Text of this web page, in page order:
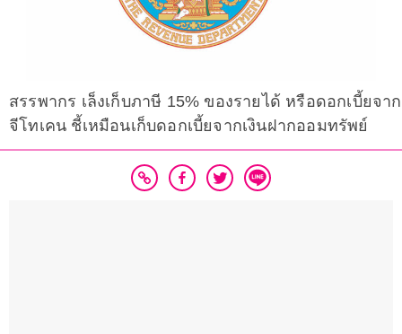
สรรพากร เล็งเก็บภาษี 15% ของรายได้ หรือดอกเบี้ยจาก
จีโทเคน ชี้เหมือนเก็บดอกเบี้ยจากเงินฝากออมทรัพย์